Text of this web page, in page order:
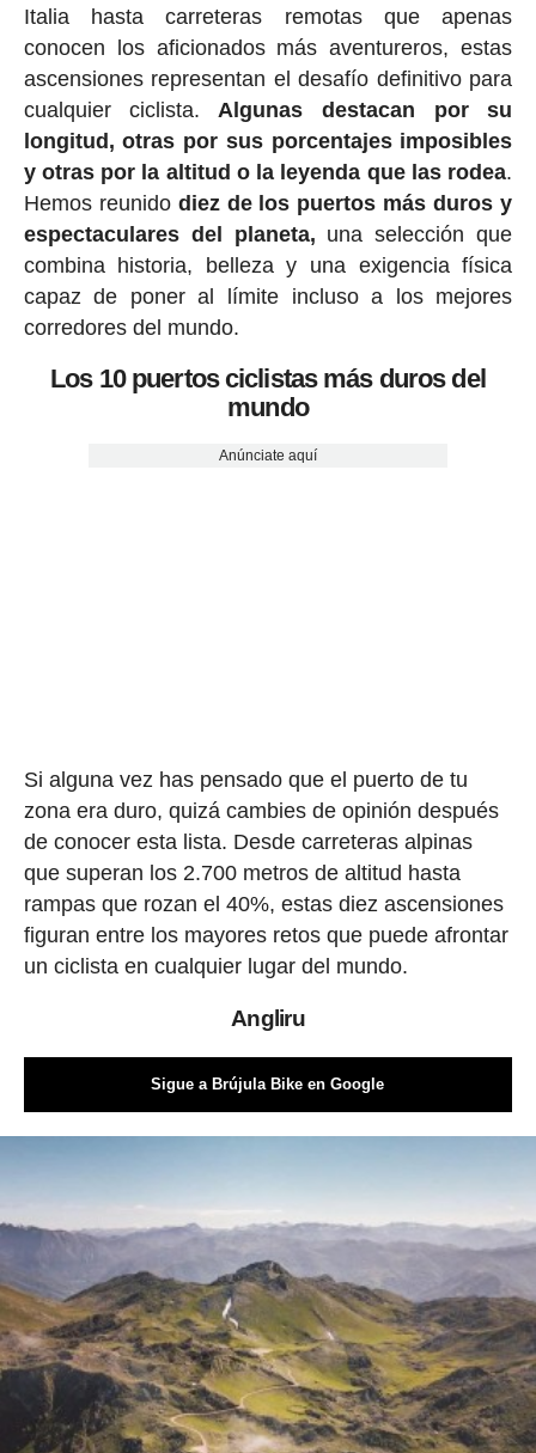
Italia hasta carreteras remotas que apenas
conocen los aficionados más aventureros, estas
ascensiones representan el desafío definitivo para
cualquier ciclista. Algunas destacan por su
longitud, otras por sus porcentajes imposibles
y otras por la altitud o la leyenda que las rodea.
Hemos reunido diez de los puertos más duros y
espectaculares del planeta, una selección que
combina historia, belleza y una exigencia física
capaz de poner al límite incluso a los mejores
corredores del mundo.
Los 10 puertos ciclistas más duros del
mundo
Anúnciate aquí
Si alguna vez has pensado que el puerto de tu
zona era duro, quizá cambies de opinión después
de conocer esta lista. Desde carreteras alpinas
que superan los 2.700 metros de altitud hasta
rampas que rozan el 40%, estas diez ascensiones
figuran entre los mayores retos que puede afrontar
un ciclista en cualquier lugar del mundo.
Angliru
Sigue a Brújula Bike en Google